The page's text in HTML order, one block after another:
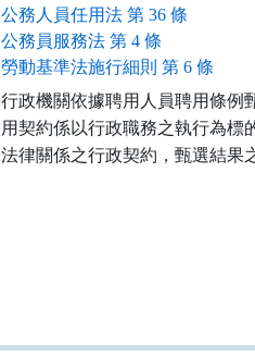
公務人員任用法 第 36 條
公務員服務法 第 4 條
勞動基準法施行細則 第 6 條
行政機關依據聘用人員聘用條例
用契約係以行政職務之執行為標
法律關係之行政契約，甄選結果